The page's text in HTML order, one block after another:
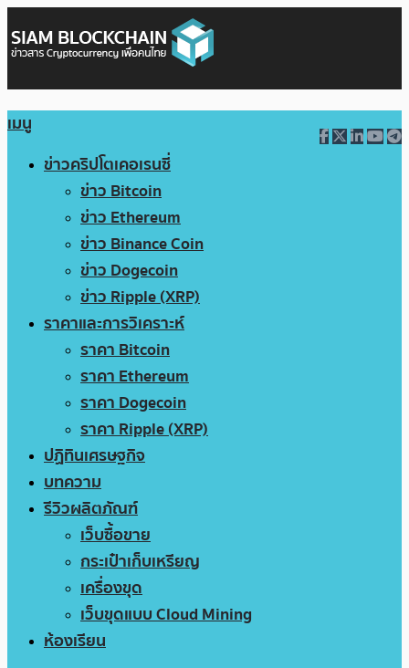
เมนู
ข่าวคริปโตเคอเรนซี่
ข่าว Bitcoin
ข่าว Ethereum
ข่าว Binance Coin
ข่าว Dogecoin
ข่าว Ripple (XRP)
ราคาและการวิเคราะห์
ราคา Bitcoin
ราคา Ethereum
ราคา Dogecoin
ราคา Ripple (XRP)
ปฏิทินเศรษฐกิจ
บทความ
รีวิวผลิตภัณฑ์
เว็บซื้อขาย
กระเป๋าเก็บเหรียญ
เครื่องขุด
เว็บขุดแบบ Cloud Mining
ห้องเรียน